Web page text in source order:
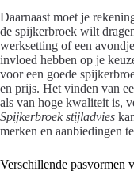
Daarnaast moet je
de spijkerbroek wilt
werksetting of een
invloed hebben op je
voor een goede
en prijs. Het vinden van
als van hoge kwaliteit is,
Spijkerbroek stijladvies
merken en aanbiedingen
Verschillende pasvormen